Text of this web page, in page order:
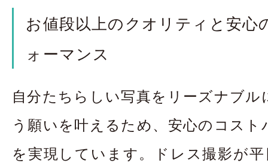
お値段以上のクオリティと安心
ォーマンス
自分たちらしい写真をリーズナブ
う願いを叶えるため、安心のコス
を実現しています。ドレス撮影が平